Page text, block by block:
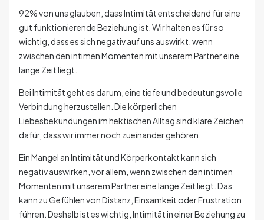
92% von uns glauben, dass Intimität entscheidend für eine
gut funktionierende Beziehung ist. Wir halten es für so
wichtig, dass es sich negativ auf uns auswirkt, wenn
zwischen den intimen Momenten mit unserem Partner eine
lange Zeit liegt.
Bei Intimität geht es darum, eine tiefe und bedeutungsvolle
Verbindung herzustellen. Die körperlichen
Liebesbekundungen im hektischen Alltag sind klare Zeichen
dafür, dass wir immer noch zueinander gehören.
Ein Mangel an Intimität und Körperkontakt kann sich
negativ auswirken, vor allem, wenn zwischen den intimen
Momenten mit unserem Partner eine lange Zeit liegt. Das
kann zu Gefühlen von Distanz, Einsamkeit oder Frustration
führen. Deshalb ist es wichtig, Intimität in einer Beziehung zu